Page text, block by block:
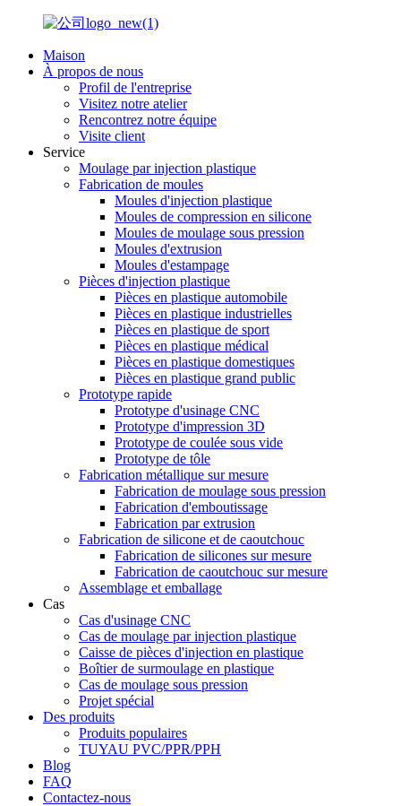
Maison
À propos de nous
Profil de l'entreprise
Visitez notre atelier
Rencontrez notre équipe
Visite client
Service
Moulage par injection plastique
Fabrication de moules
Moules d'injection plastique
Moules de compression en silicone
Moules de moulage sous pression
Moules d'extrusion
Moules d'estampage
Pièces d'injection plastique
Pièces en plastique automobile
Pièces en plastique industrielles
Pièces en plastique de sport
Pièces en plastique médical
Pièces en plastique domestiques
Pièces en plastique grand public
Prototype rapide
Prototype d'usinage CNC
Prototype d'impression 3D
Prototype de coulée sous vide
Prototype de tôle
Fabrication métallique sur mesure
Fabrication de moulage sous pression
Fabrication d'emboutissage
Fabrication par extrusion
Fabrication de silicone et de caoutchouc
Fabrication de silicones sur mesure
Fabrication de caoutchouc sur mesure
Assemblage et emballage
Cas
Cas d'usinage CNC
Cas de moulage par injection plastique
Caisse de pièces d'injection en plastique
Boîtier de surmoulage en plastique
Cas de moulage sous pression
Projet spécial
Des produits
Produits populaires
TUYAU PVC/PPR/PPH
Blog
FAQ
Contactez-nous